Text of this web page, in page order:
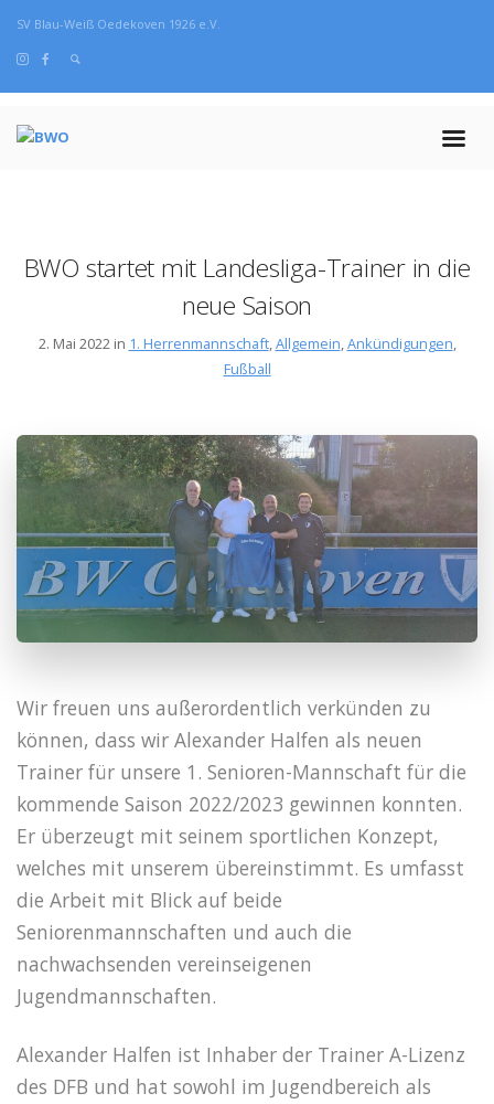
SV Blau-Weiß Oedekoven 1926 e.V.
BWO startet mit Landesliga-Trainer in die
neue Saison
2. Mai 2022 in 1. Herrenmannschaft,Allgemein,Ankündigungen,
Fußball
Wir freuen uns außerordentlich verkünden zu
können, dass wir Alexander Halfen als neuen
Trainer für unsere 1. Senioren-Mannschaft für die
kommende Saison 2022/2023 gewinnen konnten.
Er überzeugt mit seinem sportlichen Konzept,
welches mit unserem übereinstimmt. Es umfasst
die Arbeit mit Blick auf beide
Seniorenmannschaften und auch die
nachwachsenden vereinseigenen
Jugendmannschaften.
Alexander Halfen ist Inhaber der Trainer A-Lizenz
des DFB und hat sowohl im Jugendbereich als